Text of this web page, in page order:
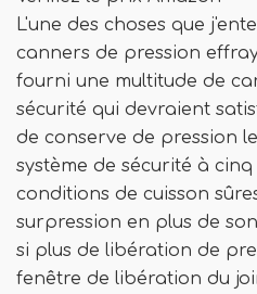
L'une des choses que
canners de pression
fourni une multitude de
sécurité qui devraient
de conserve de pression
système de sécurité à
conditions de cuisson
surpression en plus de
si plus de libération de
fenêtre de libération du